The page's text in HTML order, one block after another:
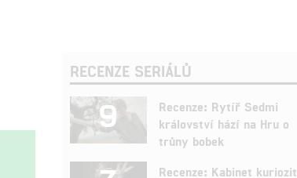
RECENZE SERIÁLŮ
9
Recenze: Rytíř Sedmi
království hází na Hru o
trůny bobek
Recenze: Kabinet kuriozit